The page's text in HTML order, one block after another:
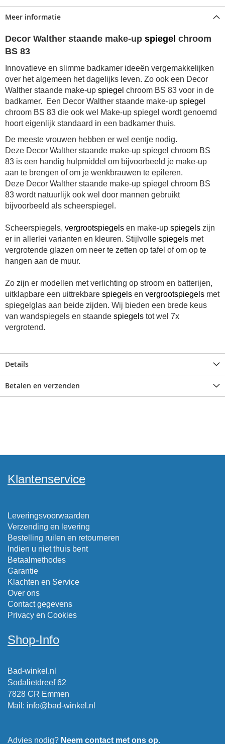
Meer informatie
Decor Walther staande make-up spiegel chroom
BS 83
Innovatieve en slimme badkamer ideeën vergemakkelijken
over het algemeen het dagelijks leven. Zo ook een Decor
Walther staande make-up spiegel chroom BS 83 voor in de
badkamer. Een Decor Walther staande make-up spiegel
chroom BS 83 die ook wel Make-up spiegel wordt genoemd
hoort eigenlijk standaard in een badkamer thuis.
De meeste vrouwen hebben er wel eentje nodig.
Deze Decor Walther staande make-up spiegel chroom BS
83 is een handig hulpmiddel om bijvoorbeeld je make-up
aan te brengen of om je wenkbrauwen te epileren.
Deze Decor Walther staande make-up spiegel chroom BS
83 wordt natuurlijk ook wel door mannen gebruikt
bijvoorbeeld als scheerspiegel.
Scheerspiegels, vergrootspiegels en make-up spiegels zijn
er in allerlei varianten en kleuren. Stijlvolle spiegels met
vergrotende glazen om neer te zetten op tafel of om op te
hangen aan de muur.
Zo zijn er modellen met verlichting op stroom en batterijen,
uitklapbare een uittrekbare spiegels en vergrootspiegels met
spiegelglas aan beide zijden. Wij bieden een brede keus
van wandspiegels en staande spiegels tot wel 7x
vergrotend.
Details
Betalen en verzenden
Klantenservice
Leveringsvoorwaarden
Verzending en levering
Bestelling ruilen en retourneren
Indien u niet thuis bent
Betaalmethodes
Garantie
Klachten en Service
Over ons
Contact gegevens
Privacy en Cookies
Shop-Info
Bad-winkel.nl
Sodalietdreef 62
7828 CR Emmen
Mail : info@bad-winkel.nl
Advies nodig? Neem contact met ons op.